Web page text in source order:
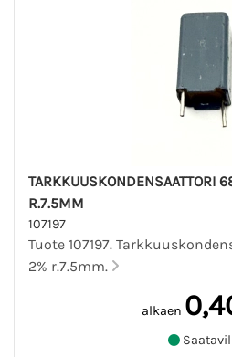
TARKKUUSKONDENSAATTORI
R.7.5MM
107197
Tuote 107197.
2% r.7.5mm.
alkaen